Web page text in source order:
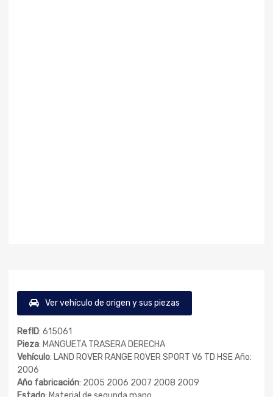
Ver vehículo de origen y sus piezas
RefID: 615061
Pieza: MANGUETA TRASERA DERECHA
Vehículo: LAND ROVER RANGE ROVER SPORT V6 TD HSE Año:
2006
Año fabricación: 2005 2006 2007 2008 2009